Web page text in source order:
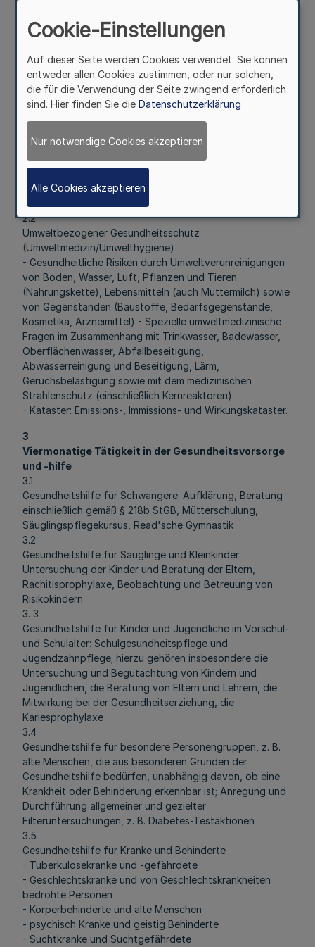
und ihre fachliche Überwachung,
Tuberkulosebekämpfung, Überwachung der Ausscheider
- Schutzimpfungen: Anregung öffentlicher freiwilliger
Schutzimpfungen und ihre fachliche Beaufsichtigung
- Desinfektion, Entwesung, Schädlingsbekämpfung
- Schul- und Kindergartenhygiene, Sportanlagen,
- Hygiene im Straßenverkehr und in den
Verkehrseinrichtungen
- Orts- und Wohnungshygiene (auch
Schädlingsbekämpfung) und Gewerbehygiene
- Leichen- und Begräbniswesen
2.2
Umweltbezogener Gesundheitsschutz
(Umweltmedizin/Umwelthygiene)
- Gesundheitliche Risiken durch Umweltverunreinigungen
von Boden, Wasser, Luft, Pflanzen und Tieren
(Nahrungskette), Lebensmitteln (auch Muttermilch) sowie
von Gegenständen (Baustoffe, Bedarfsgegenstände,
Kosmetika, Arzneimittel) - Spezielle umweltmedizinische
Fragen im Zusammenhang mit Trinkwasser, Badewasser,
Oberflächenwasser, Abfallbeseitigung,
Abwasserreinigung und Beseitigung, Lärm,
Geruchsbelästigung sowie mit dem medizinischen
Strahlenschutz (einschließlich Kernreaktoren)
- Kataster: Emissions-, Immissions- und Wirkungskataster.
3
Viermonatige Tätigkeit in der Gesundheitsvorsorge
und -hilfe
3.1
Gesundheitshilfe für Schwangere: Aufklärung, Beratung
einschließlich gemäß § 218b StGB, Mütterschulung,
Säuglingspflegekursus, Read'sche Gymnastik
3.2
Gesundheitshilfe für Säuglinge und Kleinkinder:
Untersuchung der Kinder und Beratung der Eltern,
Rachitisprophylaxe, Beobachtung und Betreuung von
Risikokindern
3. 3
Gesundheitshilfe für Kinder und Jugendliche im Vorschul-
und Schulalter: Schulgesundheitspflege und
Jugendzahnpflege; hierzu gehören insbesondere die
Untersuchung und Begutachtung von Kindern und
Jugendlichen, die Beratung von Eltern und Lehrern, die
Mitwirkung bei der Gesundheitserziehung, die
Kariesprophylaxe
3.4
Gesundheitshilfe für besondere Personengruppen, z. B.
alte Menschen, die aus besonderen Gründen der
Gesundheitshilfe bedürfen, unabhängig davon, ob eine
Krankheit oder Behinderung erkennbar ist; Anregung und
Durchführung allgemeiner und gezielter
Filteruntersuchungen, z. B. Diabetes-Testaktionen
3.5
Gesundheitshilfe für Kranke und Behinderte
- Tuberkulosekranke und -gefährdete
- Geschlechtskranke und von Geschlechtskrankheiten
bedrohte Personen
- Körperbehinderte und alte Menschen
- psychisch Kranke und geistig Behinderte
- Suchtkranke und Suchtgefährdete
Cookie-Einstellungen
Auf dieser Seite werden Cookies verwendet. Sie können
entweder allen Cookies zustimmen, oder nur solchen,
die für die Verwendung der Seite zwingend erforderlich
sind. Hier finden Sie die Datenschutzerklärung
Nur notwendige Cookies akzeptieren
Alle Cookies akzeptieren